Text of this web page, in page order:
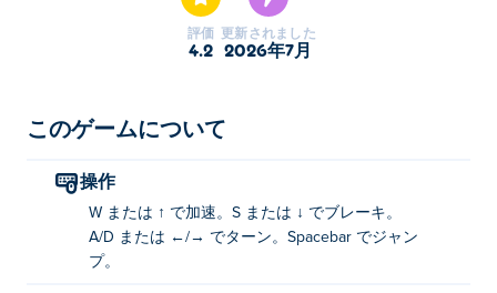
コースをキープし、楽しくカラフルな世界を探索しなが
らゴールを目指しましょう。ソロプレイでスキルを磨く
ーなど、魅力的な乗り物をアンロックして、道を切り拓
準備はできていますか？
Obby Roads の遊び方
スピードアップ: Wまたは上矢印キー
評価
4.2
更新されました
2026年7月
このゲームについて
操作
W または ↑ で加速。S または ↓ でブレーキ。
A/D または ←/→ でターン。Spacebar でジャン
プ。